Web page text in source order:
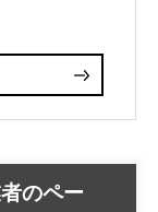
のペー